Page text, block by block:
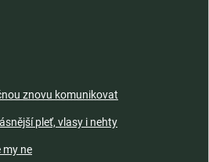
znovu komunikovat
pleť, vlasy i nehty
my ne